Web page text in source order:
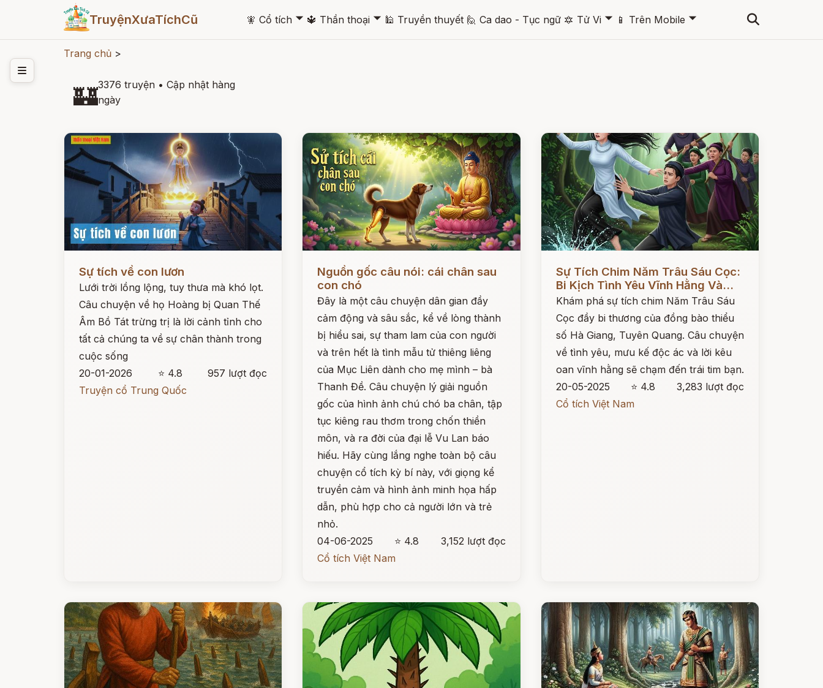
TruyệnXưaTíchCũ 🧚 Cổ tích 🞃 🔱 Thần thoại 🞃 🕌 Truyền thuyết 🙋 Ca dao - Tục ngữ 🔯 Tử Vi 🞃 📱 Trên Mobile 🞃
Trang chủ >
🏰3376 truyện • Cập nhật hàng
ngày
Sự tích về con lươn
Lưới trời lồng lộng, tuy thưa mà khó lọt.
Câu chuyện về họ Hoàng bị Quan Thế
Âm Bồ Tát trừng trị là lời cảnh tỉnh cho
tất cả chúng ta về sự chân thành trong
cuộc sống
20-01-2026
⭐ 4.8
957 lượt đọc
Truyện cổ Trung Quốc
Đọc ngay
Nguồn gốc câu nói: cái chân sau
con chó
Đây là một câu chuyện dân gian đầy
cảm động và sâu sắc, kể về lòng thành
bị hiểu sai, sự tham lam của con người
và trên hết là tình mẫu tử thiêng liêng
của Mục Liên dành cho mẹ mình – bà
Thanh Đề. Câu chuyện lý giải nguồn
gốc của hình ảnh chú chó ba chân, tập
tục kiêng rau thơm trong chốn thiền
môn, và ra đời của đại lễ Vu Lan báo
hiếu. Hãy cùng lắng nghe toàn bộ câu
chuyện cổ tích kỳ bí này, với giọng kể
truyền cảm và hình ảnh minh họa hấp
dẫn, phù hợp cho cả người lớn và trẻ
nhỏ.
04-06-2025
⭐ 4.8
3,152 lượt đọc
Cổ tích Việt Nam
Sự Tích Chim Năm Trâu Sáu Cọc:
Bi Kịch Tình Yêu Vĩnh Hằng Và...
Khám phá sự tích chim Năm Trâu Sáu
Cọc đầy bi thương của đồng bào thiểu
số Hà Giang, Tuyên Quang. Câu chuyện
về tình yêu, mưu kế độc ác và lời kêu
oan vĩnh hằng sẽ chạm đến trái tim bạn.
20-05-2025
⭐ 4.8
3,283 lượt đọc
Cổ tích Việt Nam